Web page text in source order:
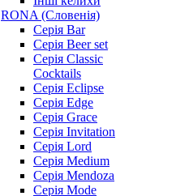
RONA (Словенія)
Серія Bar
Серія Beer set
Серія Classic
Cocktails
Серія Eclipse
Серія Edge
Серія Grace
Серія Invitation
Серія Lord
Серія Medium
Серія Mendoza
Серія Mode